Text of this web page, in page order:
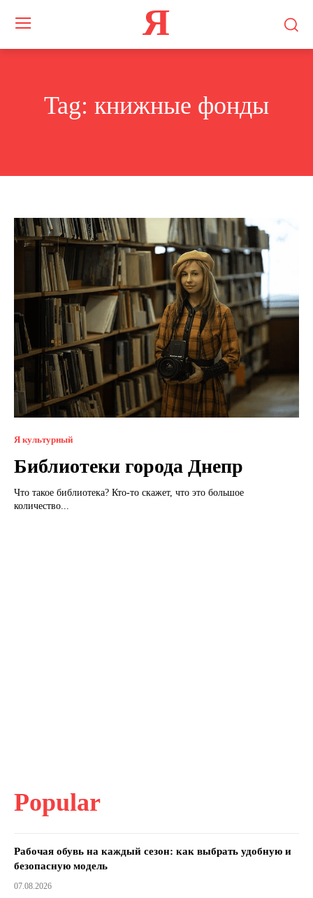
Я
Tag: книжные фонды
Я культурный
Библиотеки города Днепр
Что такое библиотека? Кто-то скажет, что это большое
количество...
Popular
Рабочая обувь на каждый сезон: как выбрать удобную и
безопасную модель
07.08.2026